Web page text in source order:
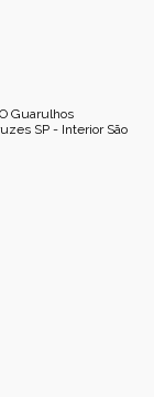
Guarulhos
SP - Interior São